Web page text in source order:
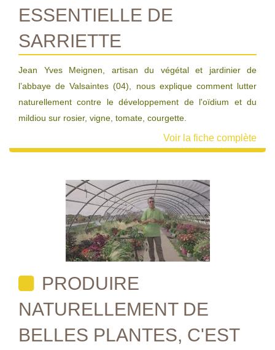
ESSENTIELLE DE
SARRIETTE
Jean Yves Meignen, artisan du végétal et jardinier de
l’abbaye de Valsaintes (04), nous explique comment lutter
naturellement contre le développement de l'oïdium et du
mildiou sur rosier, vigne, tomate, courgette.
Voir la fiche complète
PRODUIRE
NATURELLEMENT DE
BELLES PLANTES, C'EST